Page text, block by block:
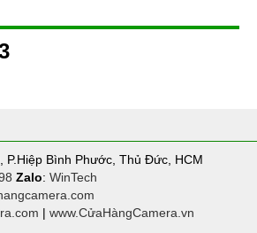
P.Hiệp Bình Phước, Thủ Đức, HCM
Zalo:WinTech
|www.CửaHàngCamera.vn